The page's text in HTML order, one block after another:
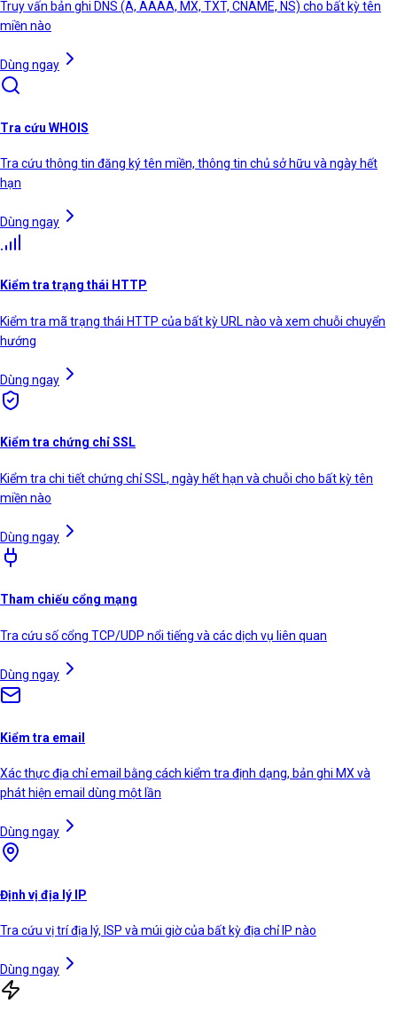
Truy vấn bản ghi DNS (A, AAAA, MX, TXT, CNAME, NS) cho bất kỳ tên
miền nào
Dùng ngay
Tra cứu WHOIS
Tra cứu thông tin đăng ký tên miền, thông tin chủ sở hữu và ngày hết
hạn
Dùng ngay
Kiểm tra trạng thái HTTP
Kiểm tra mã trạng thái HTTP của bất kỳ URL nào và xem chuỗi chuyển
hướng
Dùng ngay
Kiểm tra chứng chỉ SSL
Kiểm tra chi tiết chứng chỉ SSL, ngày hết hạn và chuỗi cho bất kỳ tên
miền nào
Dùng ngay
Tham chiếu cổng mạng
Tra cứu số cổng TCP/UDP nổi tiếng và các dịch vụ liên quan
Dùng ngay
Kiểm tra email
Xác thực địa chỉ email bằng cách kiểm tra định dạng, bản ghi MX và
phát hiện email dùng một lần
Dùng ngay
Định vị địa lý IP
Tra cứu vị trí địa lý, ISP và múi giờ của bất kỳ địa chỉ IP nào
Dùng ngay